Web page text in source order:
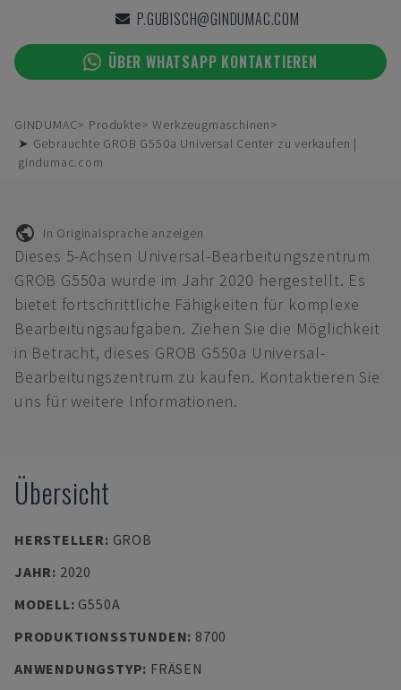
P.GUBISCH@GINDUMAC.COM
ÜBER WHATSAPP KONTAKTIEREN
GINDUMAC Produkte
Werkzeugmaschinen
➤ Gebrauchte GROB G550a Universal Center zu verkaufen |
gindumac.com
In Originalsprache anzeigen
Dieses 5-Achsen Universal-Bearbeitungszentrum
GROB G550a wurde im Jahr 2020 hergestellt. Es
bietet fortschrittliche Fähigkeiten für komplexe
Bearbeitungsaufgaben. Ziehen Sie die Möglichkeit
in Betracht, dieses GROB G550a Universal-
Bearbeitungszentrum zu kaufen. Kontaktieren Sie
uns für weitere Informationen.
Übersicht
HERSTELLER: GROB
JAHR: 2020
MODELL: G550A
PRODUKTIONSSTUNDEN: 8700
ANWENDUNGSTYP: FRÄSEN